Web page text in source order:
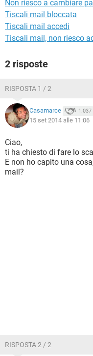
ro*****@fastwebmail.it
Non riesco a cambiare
Tiscali mail bloccata
Tiscali mail accedi
Tiscali mail, non riesco
2 risposte
RISPOSTA 1 / 2
Casamarce 1.037
15 set 2014 alle 11:06
Ciao,
ti ha chiesto di fare lo
E non ho capito una
mail?
RISPOSTA 2 / 2